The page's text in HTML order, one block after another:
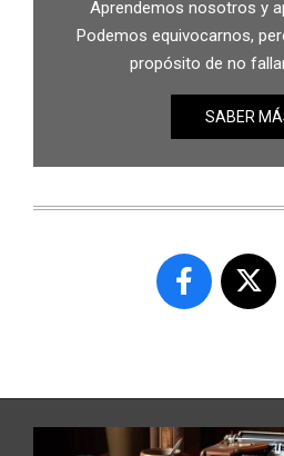
Aprendemos nosotros y
Podemos equivocarnos,
propósito de no
SABER